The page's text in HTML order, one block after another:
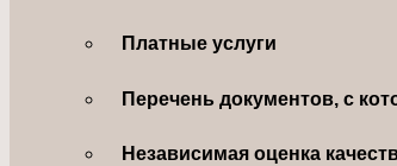
Платные услуги
Перечень документов, с
Независимая оценка